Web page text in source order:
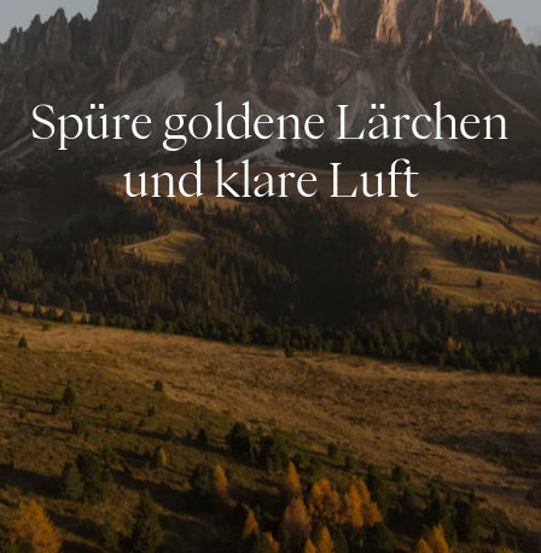
Herbst
Winter
Blog
ÜBERSICHT ERLEBNISSE
Spüre goldene Lärchen
und klare Luft